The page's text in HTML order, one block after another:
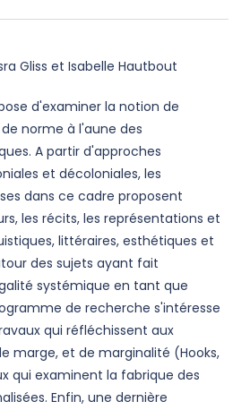
Gliss et Isabelle Hautbout
d'examiner la notion de
norme à l'aune des
A partir d'approches
et décoloniales, les
dans ce cadre proposent
les récits, les représentations et
littéraires, esthétiques et
des sujets ayant fait
systémique en tant que
de recherche s'intéresse
qui réfléchissent aux
marge, et de marginalité (Hooks,
qui examinent la fabrique des
Enfin, une dernière